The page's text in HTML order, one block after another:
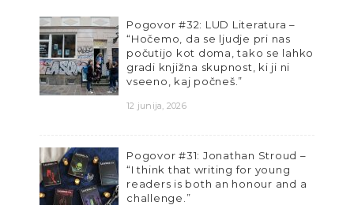
Pogovor #32: LUD Literatura –
“Hočemo, da se ljudje pri nas
počutijo kot doma, tako se lahko
gradi knjižna skupnost, ki ji ni
vseeno, kaj počneš.”
12 junija, 2026
Pogovor #31: Jonathan Stroud –
“I think that writing for young
readers is both an honour and a
challenge.”